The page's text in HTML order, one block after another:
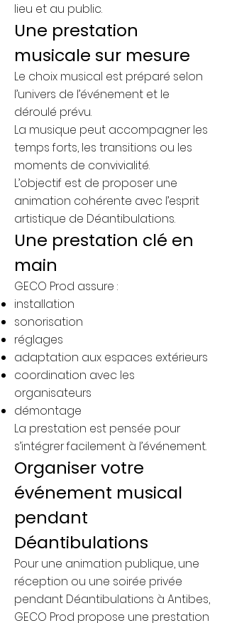
lieu et au public.
Une prestation
musicale sur mesure
Le choix musical est préparé selon
l’univers de l’événement et le
déroulé prévu.
La musique peut accompagner les
temps forts, les transitions ou les
moments de convivialité.
L’objectif est de proposer une
animation cohérente avec l’esprit
artistique de Déantibulations.
Une prestation clé en
main
GECO Prod assure :
installation
sonorisation
réglages
adaptation aux espaces extérieurs
coordination avec les
organisateurs
démontage
La prestation est pensée pour
s’intégrer facilement à l’événement.
Organiser votre
événement musical
pendant
Déantibulations
Pour une animation publique, une
réception ou une soirée privée
pendant Déantibulations à Antibes,
GECO Prod propose une prestation